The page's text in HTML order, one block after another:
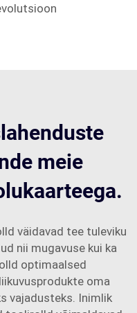
meie
väidavad tee tuleviku
nii mugavuse kui ka
optimaalsed
oma
vajadusteks. Inimlik